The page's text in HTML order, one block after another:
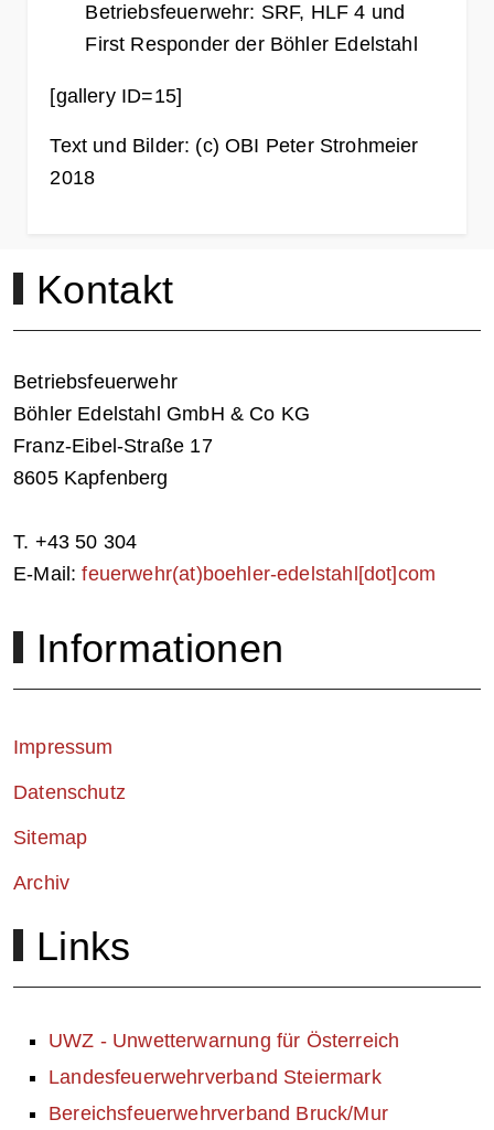
Betriebsfeuerwehr: SRF, HLF 4 und
First Responder der Böhler Edelstahl
[gallery ID=15]
Text und Bilder: (c) OBI Peter Strohmeier
2018
Kontakt
Betriebsfeuerwehr
Böhler Edelstahl GmbH & Co KG
Franz-Eibel-Straße 17
8605 Kapfenberg
T. +43 50 304
E-Mail:feuerwehr(at)boehler-edelstahl[dot]com
Informationen
Impressum
Datenschutz
Sitemap
Archiv
Links
UWZ - Unwetterwarnung für Österreich
Landesfeuerwehrverband Steiermark
Bereichsfeuerwehrverband Bruck/Mur